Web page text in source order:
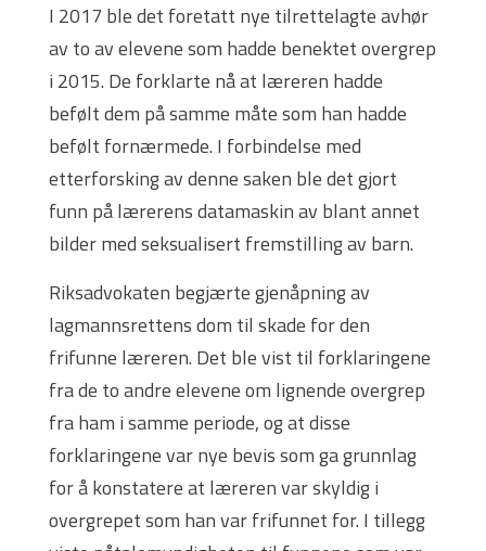
I 2017 ble det foretatt nye tilrettelagte avhør
av to av elevene som hadde benektet overgrep
i 2015. De forklarte nå at læreren hadde
befølt dem på samme måte som han hadde
befølt fornærmede. I forbindelse med
etterforsking av denne saken ble det gjort
funn på lærerens datamaskin av blant annet
bilder med seksualisert fremstilling av barn.
Riksadvokaten begjærte gjenåpning av
lagmannsrettens dom til skade for den
frifunne læreren. Det ble vist til forklaringene
fra de to andre elevene om lignende overgrep
fra ham i samme periode, og at disse
forklaringene var nye bevis som ga grunnlag
for å konstatere at læreren var skyldig i
overgrepet som han var frifunnet for. I tillegg